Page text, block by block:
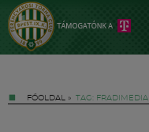
FŐOLDAL » TAG: FRADIMEDIA